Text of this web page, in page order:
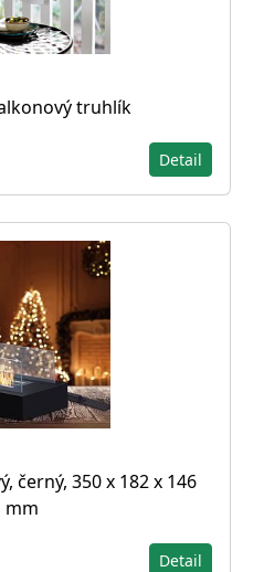
truhlík
Detail
černý, 350 x 182 x 146
mm
Detail